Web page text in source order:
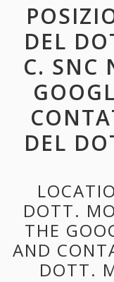
DEL
C. SNC
DEL
DOTT.
THE
AND
DOTT.